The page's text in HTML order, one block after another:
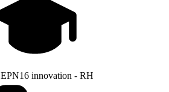
EPN16 innovation - RH